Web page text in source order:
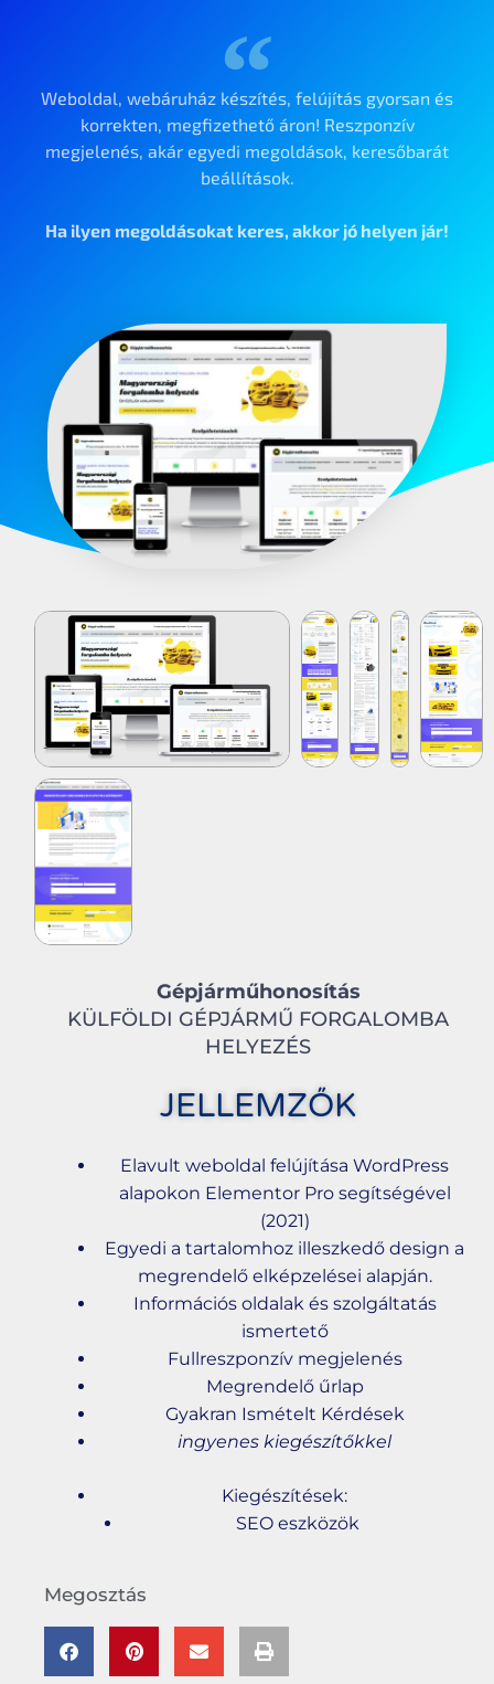
Weboldal, webáruház készítés, felújítás gyorsan és
korrekten, megfizethető áron! Reszponzív
megjelenés, akár egyedi megoldások, keresőbarát
beállítások.
Ha ilyen megoldásokat keres, akkor jó helyen jár!
Gépjárműhonosítás
KÜLFÖLDI GÉPJÁRMŰ FORGALOMBA
HELYEZÉS
JELLEMZŐK
Elavult weboldal felújítása WordPress
alapokon Elementor Pro segítségével
(2021)
Egyedi a tartalomhoz illeszkedő design a
megrendelő elképzelései alapján.
Információs oldalak és szolgáltatás
ismertető
Fullreszponzív megjelenés
Megrendelő űrlap
Gyakran Ismételt Kérdések
ingyenes kiegészítőkkel
Kiegészítések:
SEO eszközök
Megosztás